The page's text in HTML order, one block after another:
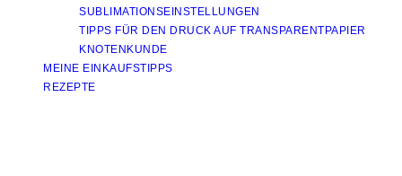
SUBLIMATIONSEINSTELLUNGEN
TIPPS FÜR DEN DRUCK AUF TRANSPARENTPAPIER
KNOTENKUNDE
MEINE EINKAUFSTIPPS
REZEPTE